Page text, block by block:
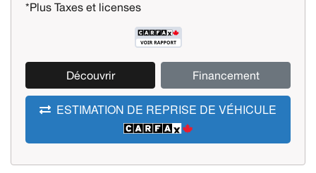
*Plus Taxes et licenses
Découvrir Financement
ESTIMATION DE REPRISE DE VÉHICULE